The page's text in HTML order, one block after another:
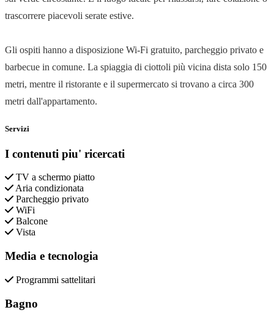
trascorrere piacevoli serate estive.
Gli ospiti hanno a disposizione Wi-Fi gratuito, parcheggio privato e
barbecue in comune. La spiaggia di ciottoli più vicina dista solo 150
metri, mentre il ristorante e il supermercato si trovano a circa 300
metri dall'appartamento.
Servizi
I contenuti piu' ricercati
TV a schermo piatto
Aria condizionata
Parcheggio privato
WiFi
Balcone
Vista
Media e tecnologia
Programmi sattelitari
Bagno